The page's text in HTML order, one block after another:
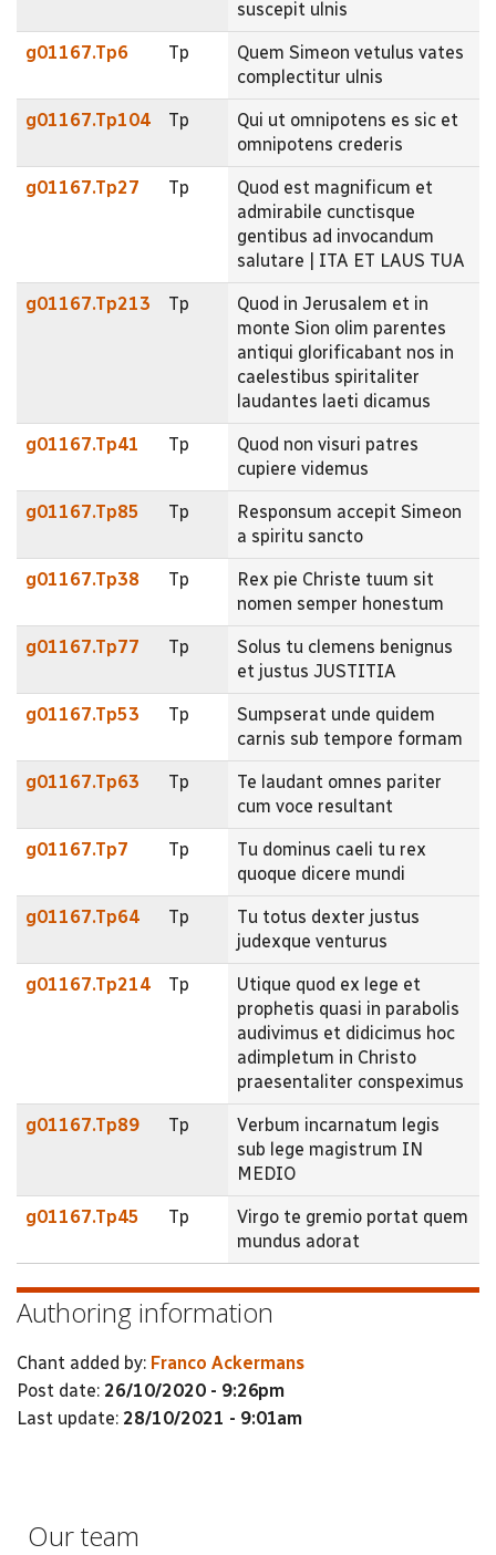
suscepit ulnis
g01167.Tp6 Tp
Quem Simeon vetulus vates
complectitur ulnis
g01167.Tp104 Tp
Qui ut omnipotens es sic et
omnipotens crederis
g01167.Tp27 Tp
Quod est magnificum et
admirabile cunctisque
gentibus ad invocandum
salutare | ITA ET LAUS TUA
g01167.Tp213 Tp
Quod in Jerusalem et in
monte Sion olim parentes
antiqui glorificabant nos in
caelestibus spiritaliter
laudantes laeti dicamus
g01167.Tp41 Tp
Quod non visuri patres
cupiere videmus
g01167.Tp85 Tp
Responsum accepit Simeon
a spiritu sancto
g01167.Tp38 Tp
Rex pie Christe tuum sit
nomen semper honestum
g01167.Tp77 Tp
Solus tu clemens benignus
et justus JUSTITIA
g01167.Tp53 Tp
Sumpserat unde quidem
carnis sub tempore formam
g01167.Tp63 Tp
Te laudant omnes pariter
cum voce resultant
g01167.Tp7 Tp
Tu dominus caeli tu rex
quoque dicere mundi
g01167.Tp64 Tp
Tu totus dexter justus
judexque venturus
g01167.Tp214 Tp
Utique quod ex lege et
prophetis quasi in parabolis
audivimus et didicimus hoc
adimpletum in Christo
praesentaliter conspeximus
g01167.Tp89 Tp
Verbum incarnatum legis
sub lege magistrum IN
MEDIO
g01167.Tp45 Tp
Virgo te gremio portat quem
mundus adorat
Authoring information
Chant added by: Franco Ackermans
Post date: 26/10/2020 - 9:26pm
Last update: 28/10/2021 - 9:01am
Our team